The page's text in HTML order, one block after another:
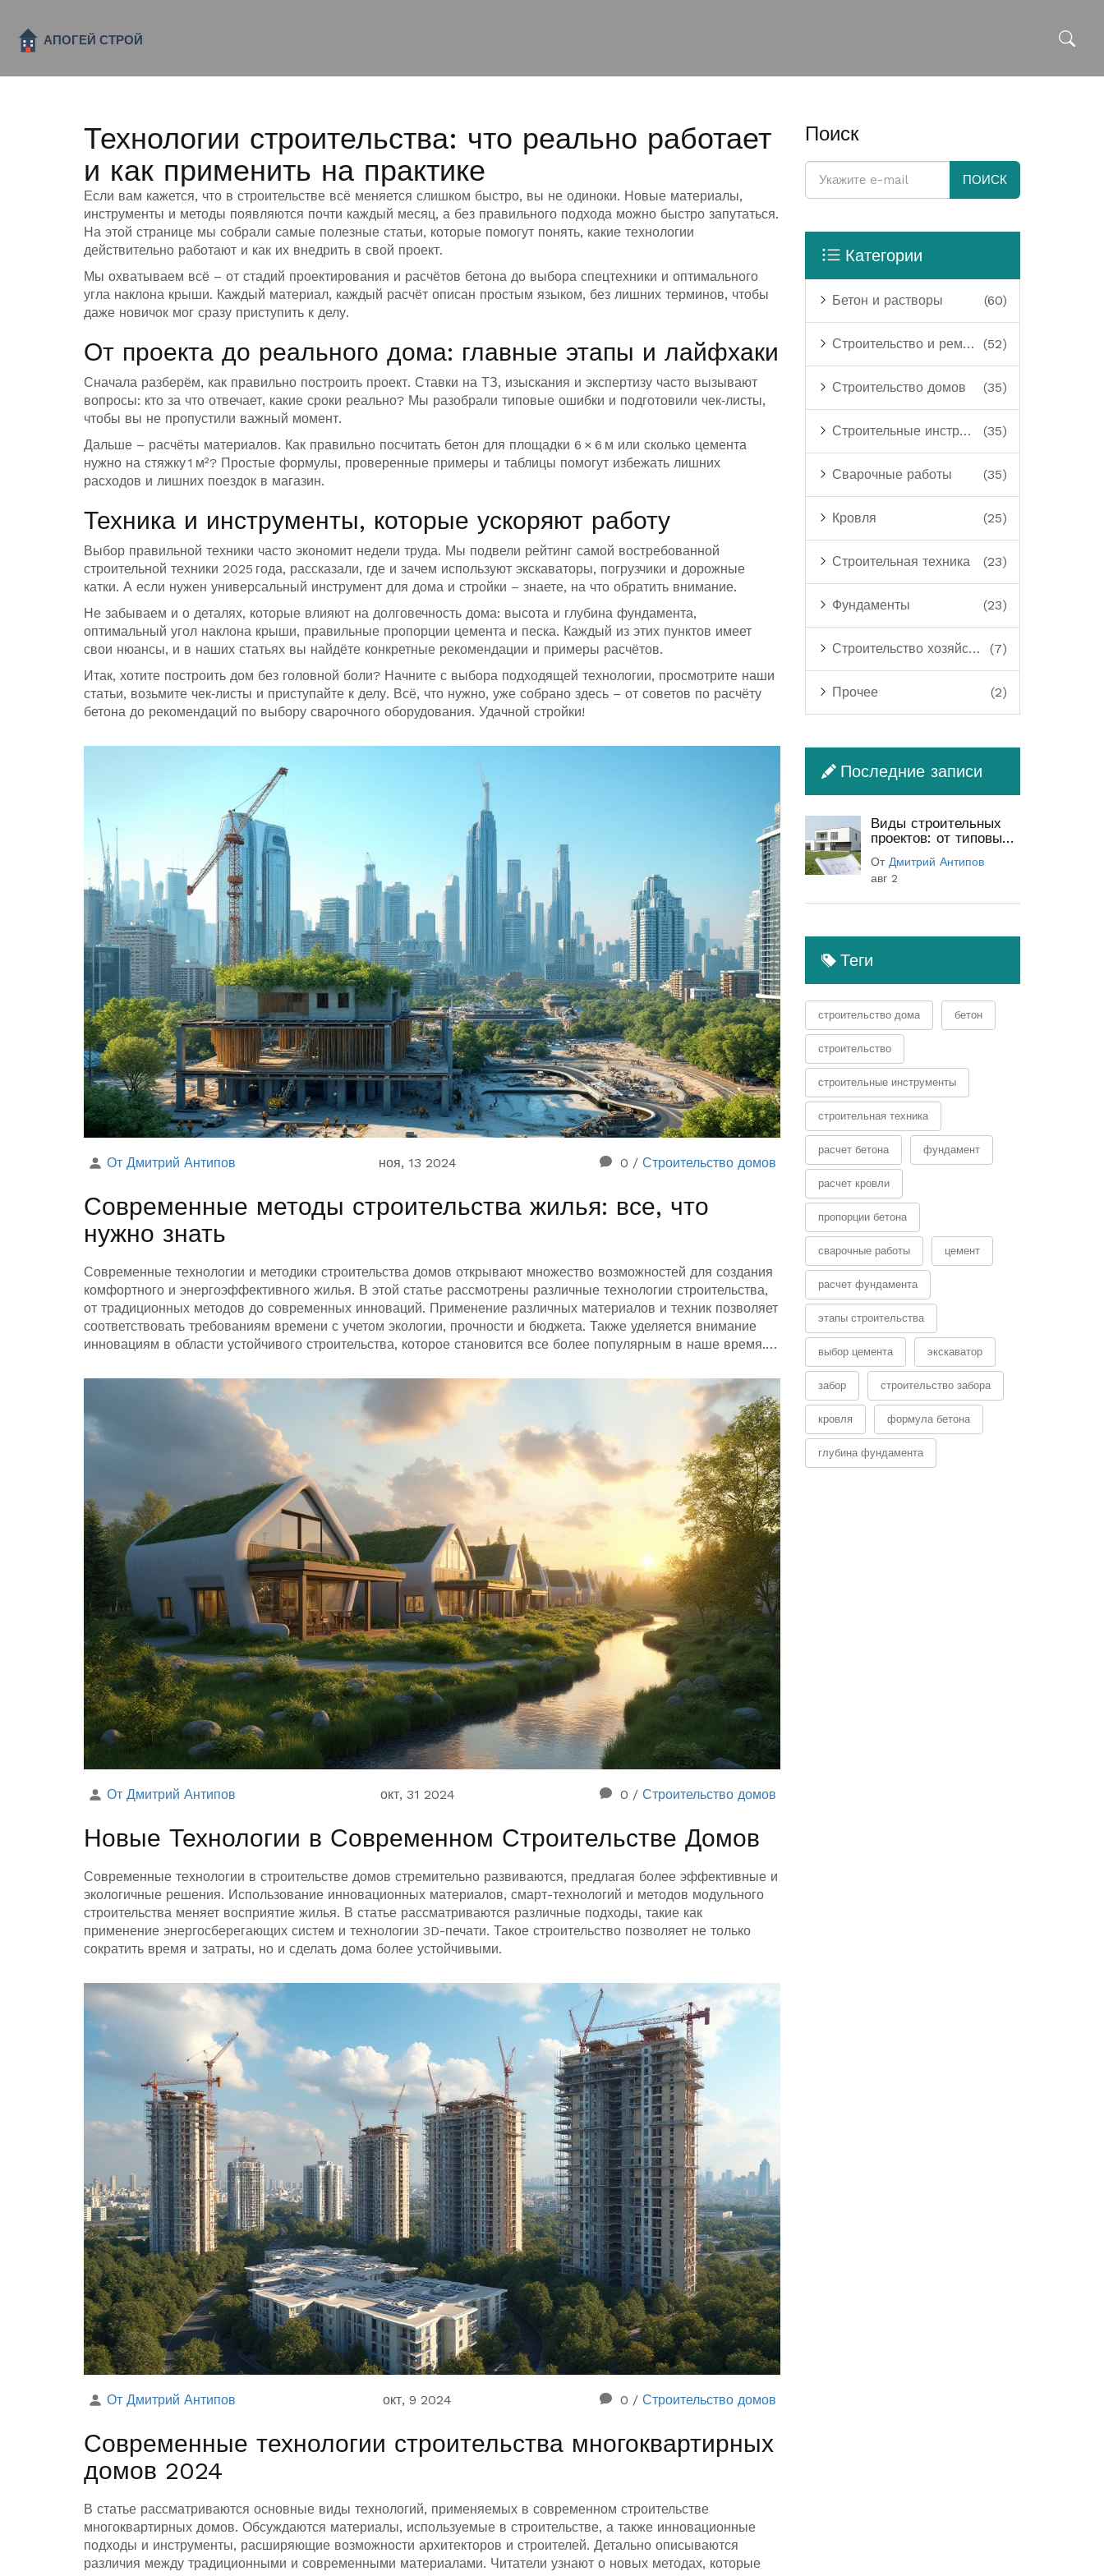
Технологии строительства: что реально работает
и как применить на практике
Если вам кажется, что в строительстве всё меняется слишком быстро, вы не одиноки. Новые материалы,
инструменты и методы появляются почти каждый месяц, а без правильного подхода можно быстро запутаться.
На этой странице мы собрали самые полезные статьи, которые помогут понять, какие технологии
действительно работают и как их внедрить в свой проект.
Мы охватываем всё – от стадий проектирования и расчётов бетона до выбора спецтехники и оптимального
угла наклона крыши. Каждый материал, каждый расчёт описан простым языком, без лишних терминов, чтобы
даже новичок мог сразу приступить к делу.
От проекта до реального дома: главные этапы и лайфхаки
Сначала разберём, как правильно построить проект. Ставки на ТЗ, изыскания и экспертизу часто вызывают
вопросы: кто за что отвечает, какие сроки реально? Мы разобрали типовые ошибки и подготовили чек‑листы,
чтобы вы не пропустили важный момент.
Дальше – расчёты материалов. Как правильно посчитать бетон для площадки 6 × 6 м или сколько цемента
нужно на стяжку 1 м²? Простые формулы, проверенные примеры и таблицы помогут избежать лишних
расходов и лишних поездок в магазин.
Техника и инструменты, которые ускоряют работу
Выбор правильной техники часто экономит недели труда. Мы подвели рейтинг самой востребованной
строительной техники 2025 года, рассказали, где и зачем используют экскаваторы, погрузчики и дорожные
катки. А если нужен универсальный инструмент для дома и стройки – знаете, на что обратить внимание.
Не забываем и о деталях, которые влияют на долговечность дома: высота и глубина фундамента,
оптимальный угол наклона крыши, правильные пропорции цемента и песка. Каждый из этих пунктов имеет
свои нюансы, и в наших статьях вы найдёте конкретные рекомендации и примеры расчётов.
Итак, хотите построить дом без головной боли? Начните с выбора подходящей технологии, просмотрите наши
статьи, возьмите чек‑листы и приступайте к делу. Всё, что нужно, уже собрано здесь – от советов по расчёту
бетона до рекомендаций по выбору сварочного оборудования. Удачной стройки!
От Дмитрий Антипов ноя, 13 2024 0 / Строительство домов
Современные методы строительства жилья: все, что
нужно знать
Современные технологии и методики строительства домов открывают множество возможностей для создания
комфортного и энергоэффективного жилья. В этой статье рассмотрены различные технологии строительства,
от традиционных методов до современных инноваций. Применение различных материалов и техник позволяет
соответствовать требованиям времени с учетом экологии, прочности и бюджета. Также уделяется внимание
инновациям в области устойчивого строительства, которое становится все более популярным в наше время.
подходящего варианта.
От Дмитрий Антипов окт, 31 2024 0 / Строительство домов
Новые Технологии в Современном Строительстве Домов
Современные технологии в строительстве домов стремительно развиваются, предлагая более эффективные и
экологичные решения. Использование инновационных материалов, смарт-технологий и методов модульного
строительства меняет восприятие жилья. В статье рассматриваются различные подходы, такие как
применение энергосберегающих систем и технологии 3D-печати. Такое строительство позволяет не только
сократить время и затраты, но и сделать дома более устойчивыми.
От Дмитрий Антипов окт, 9 2024 0 / Строительство домов
Современные технологии строительства многоквартирных
домов 2024
В статье рассматриваются основные виды технологий, применяемых в современном строительстве
многоквартирных домов. Обсуждаются материалы, используемые в строительстве, а также инновационные
подходы и инструменты, расширяющие возможности архитекторов и строителей. Детально описываются
различия между традиционными и современными материалами. Читатели узнают о новых методах, которые
Поиск
ПОИСК
Категории
Бетон и растворы (60)
Строительство и ремонт (52)
Строительство домов (35)
Строительные инструменты (35)
Сварочные работы (35)
Кровля (25)
Строительная техника (23)
Фундаменты (23)
Строительство хозяйственных построек (7)
Прочее (2)
Последние записи
Виды строительных
проектов: от типовых
(полный гид)
От Дмитрий Антипов
авг 2
Теги
строительство дома бетон
строительство
строительные инструменты
строительная техника
расчет бетона фундамент
расчет кровли
пропорции бетона
сварочные работы цемент
расчет фундамента
этапы строительства
выбор цемента экскаватор
забор строительство забора
кровля формула бетона
глубина фундамента